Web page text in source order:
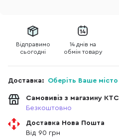
Відправимо
сьогодні
14 днів на
обмін товару
Доставка: Оберіть Ваше місто
Самовивіз з магазину КТС
Безкоштовно
Доставка Нова Пошта
Від 90 грн